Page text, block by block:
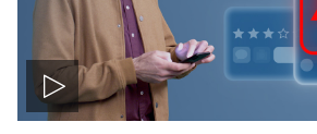
Видеони